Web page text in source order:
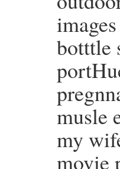
botttle
musle
my
movie